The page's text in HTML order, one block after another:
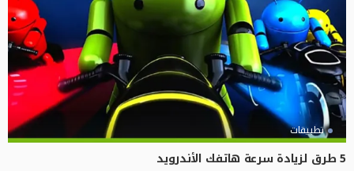
تطبيقات
5 طرق لزيادة سرعة هاتفك الأندرويد